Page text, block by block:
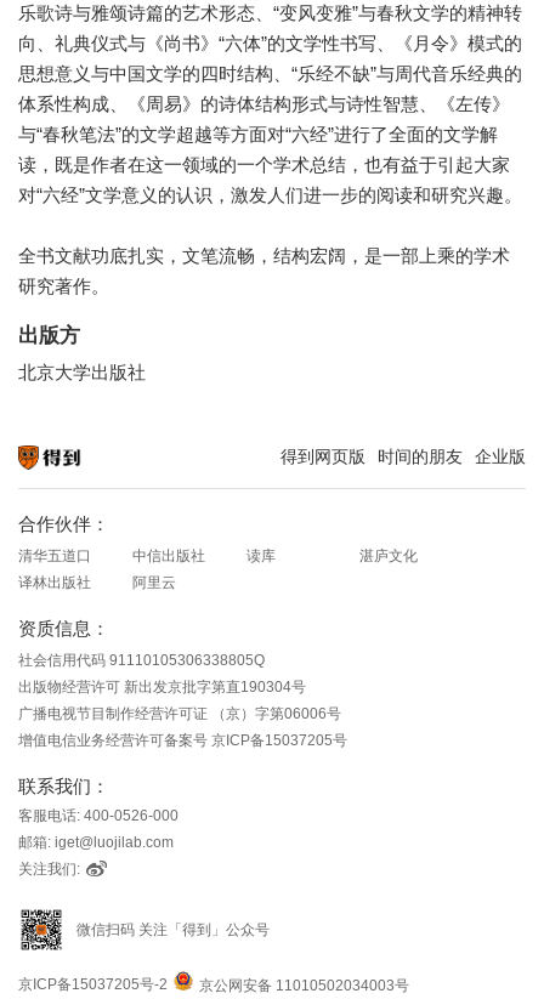
乐歌诗与雅颂诗篇的艺术形态、“变风变雅”与春秋文学的精神转
向、礼典仪式与《尚书》“六体”的文学性书写、《月令》模式的
思想意义与中国文学的四时结构、“乐经不缺”与周代音乐经典的
体系性构成、《周易》的诗体结构形式与诗性智慧、《左传》
与“春秋笔法”的文学超越等方面对“六经”进行了全面的文学解
读，既是作者在这一领域的一个学术总结，也有益于引起大家
对“六经”文学意义的认识，激发人们进一步的阅读和研究兴趣。
全书文献功底扎实，文笔流畅，结构宏阔，是一部上乘的学术
研究著作。
出版方
北京大学出版社
得到网页版 时间的朋友 企业版
合作伙伴：
清华五道口 中信出版社 读库
湛庐文化
译林出版社
阿里云
资质信息：
社会信用代码 91110105306338805Q
出版物经营许可 新出发京批字第直190304号
广播电视节目制作经营许可证 （京）字第06006号
增值电信业务经营许可备案号 京ICP备15037205号
联系我们：
客服电话: 400-0526-000
邮箱: iget@luojilab.com
关注我们:
微信扫码 关注「得到」公众号
京ICP备15037205号-2 京公网安备 11010502034003号